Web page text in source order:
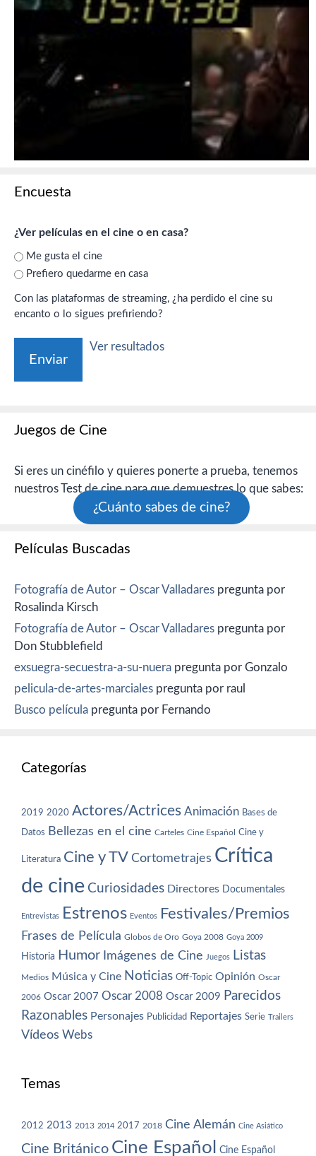
Encuesta
¿Ver películas en el cine o en casa?
Me gusta el cine
Prefiero quedarme en casa
Con las plataformas de streaming, ¿ha perdido el cine su
encanto o lo sigues prefiriendo?
Ver resultados
Juegos de Cine
Si eres un cinéfilo y quieres ponerte a prueba, tenemos
nuestros Test de cine para que demuestres lo que sabes:
¿Cuánto sabes de cine?
Películas Buscadas
Fotografía de Autor – Oscar Valladares pregunta por
Rosalinda Kirsch
Fotografía de Autor – Oscar Valladares pregunta por
Don Stubblefield
exsuegra-secuestra-a-su-nuera pregunta por Gonzalo
pelicula-de-artes-marciales pregunta por raul
Busco película pregunta por Fernando
Categorías
2019 2020 Actores/Actrices Animación Bases de
Datos Bellezas en el cine Carteles Cine Español Cine y
Literatura Cine y TV Cortometrajes Crítica
de cine Curiosidades Directores Documentales
Entrevistas Estrenos Eventos Festivales/Premios
Frases de Película Globos de Oro Goya 2008 Goya 2009
Historia Humor Imágenes de Cine Juegos Listas
Medios Música y Cine Noticias Off-Topic Opinión Oscar
2006 Oscar 2007 Oscar 2008 Oscar 2009 Parecidos
Razonables Personajes Publicidad Reportajes Serie Trailers
Vídeos Webs
Temas
2012 2013 2013 2014 2017 2018 Cine Alemán Cine Asiático
Cine Británico Cine Español Cine Español